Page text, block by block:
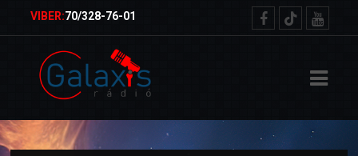
VIBER:70/328-76-01